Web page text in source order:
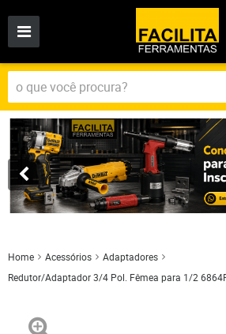
Home Acessórios
Adaptadores
Redutor/Adaptador 3/4 Pol. Fêmea para 1/2